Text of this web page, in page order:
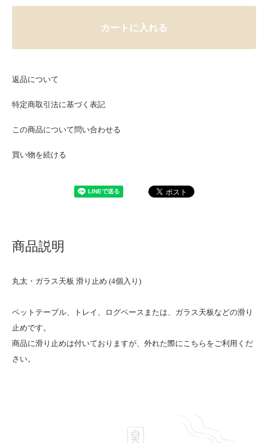
カートに入れる
返品について
特定商取引法に基づく表記
この商品について問い合わせる
買い物を続ける
商品説明
丸太・ガラス天板 滑り止め (4個入り)
ペットテーブル、トレイ、ログベースまたは、ガラス天板などの滑り
止めです。
商品に滑り止めは付いておりますが、外れた際にこちらをご利用くだ
さい。